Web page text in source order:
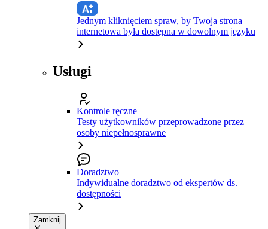
Jednym kliknięciem spraw, by Twoja strona
internetowa była dostępna w dowolnym języku
Usługi
Kontrole ręczne
Testy użytkowników przeprowadzone przez
osoby niepełnosprawne
Doradztwo
Indywidualne doradztwo od ekspertów ds.
dostępności
Zamknij